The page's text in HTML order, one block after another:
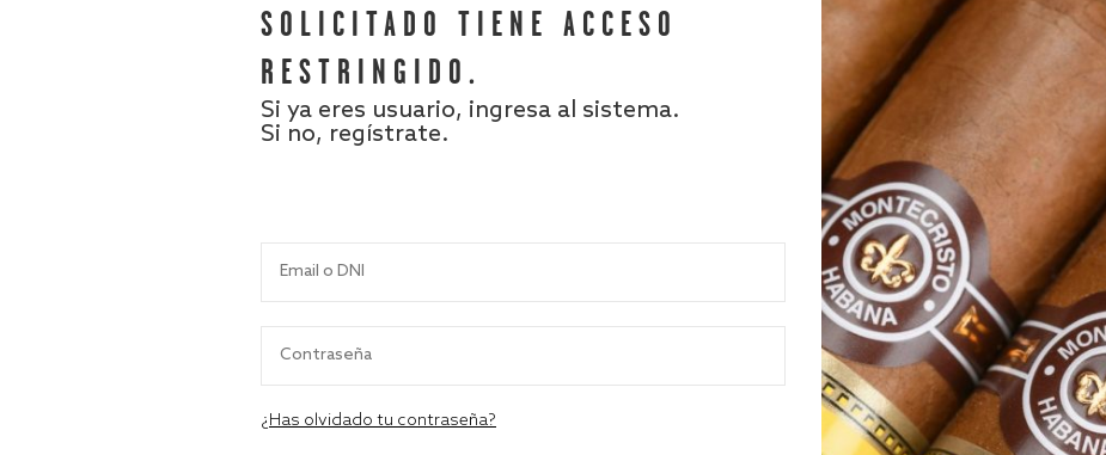
SOLICITADO TIENE ACCESO
RESTRINGIDO.
Si ya eres usuario, ingresa al sistema.
Si no, regístrate.
¿Has olvidado tu contraseña?